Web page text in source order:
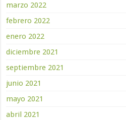
marzo 2022
febrero 2022
enero 2022
diciembre 2021
septiembre 2021
junio 2021
mayo 2021
abril 2021